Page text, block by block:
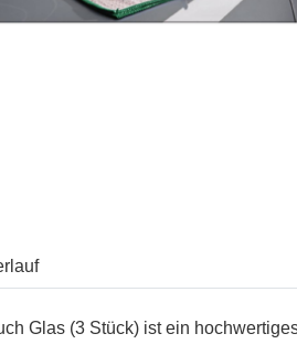
Glas (3 Stück) ist ein